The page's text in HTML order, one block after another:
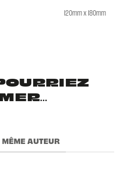
120mm x 180mm
MÊME AUTEUR